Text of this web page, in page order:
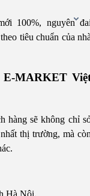
100%, nguyên
tiêu chuẩn của
MARKET
hàng sẽ không chỉ
thị trường, mà
Hà Nội.